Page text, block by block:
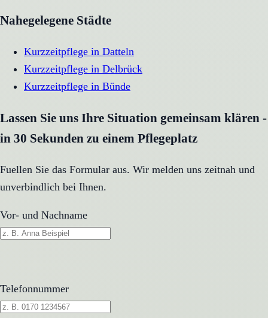
Nahegelegene Städte
Kurzzeitpflege in Datteln
Kurzzeitpflege in Delbrück
Kurzzeitpflege in Bünde
Lassen Sie uns Ihre Situation gemeinsam klären -
in 30 Sekunden zu einem Pflegeplatz
Fuellen Sie das Formular aus. Wir melden uns zeitnah und
unverbindlich bei Ihnen.
Vor- und Nachname
Telefonnummer